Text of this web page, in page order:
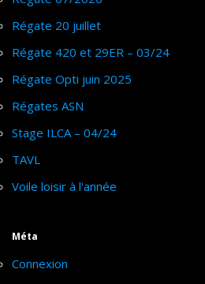
Régate 20 juillet
Régate 420 et 29ER – 03/24
Régate Opti juin 2025
Régates ASN
Stage ILCA – 04/24
TAVL
Voile loisir à l'année
Méta
Connexion